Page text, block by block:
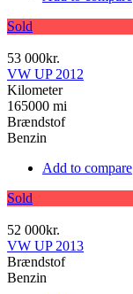
Sold
53 000kr.
VW UP 2012
Kilometer
165000 mi
Brændstof
Benzin
Add to compare
Sold
52 000kr.
VW UP 2013
Brændstof
Benzin